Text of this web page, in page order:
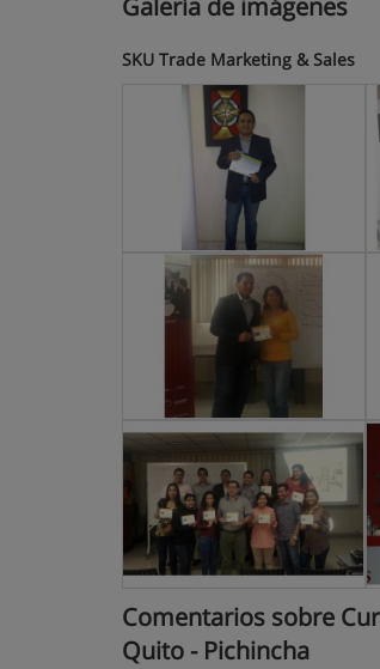
Galería de imágenes
SKU Trade Marketing & Sales
Comentarios sobre
Quito - Pichincha